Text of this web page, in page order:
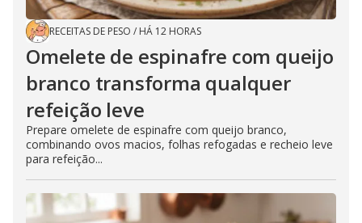
RECEITAS DE PESO / HÁ 12 HORAS
Omelete de espinafre com queijo
branco transforma qualquer
refeição leve
Prepare omelete de espinafre com queijo branco,
combinando ovos macios, folhas refogadas e recheio leve
para refeição...